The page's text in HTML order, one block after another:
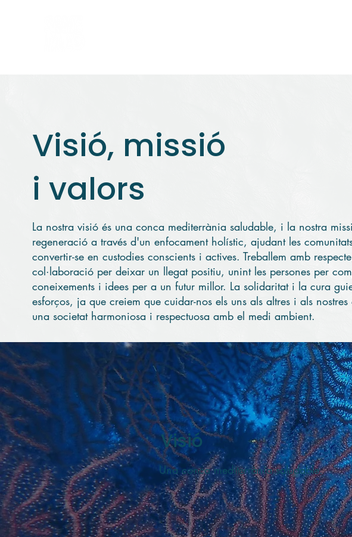
Visió, missió
i valors
La nostra visió és una conca mediterrània saludable, i la nostra
regeneració a través d'un enfocament holístic, ajudant les
convertir-se en custodies conscients i actives. Treballem amb
col·laboració per deixar un llegat positiu, unint les persones per
coneixements i idees per a un futur millor. La solidaritat i la cura
esforços, ja que creiem que cuidar-nos els uns als altres i als nostres
una societat harmoniosa i respectuosa amb el medi ambient.
Visió
Una conca mediterrània saludable.